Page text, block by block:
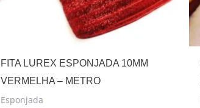
FITA LUREX ESPONJADA 10MM
VERMELHA – METRO
Esponjada